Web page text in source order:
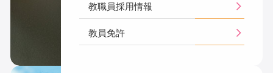
教職員採用情報
教員免許